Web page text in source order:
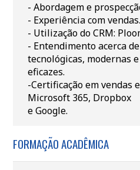
- Abordagem e
- Experiência com vendas.
- Utilização do CRM:
- Entendimento acerca
tecnológicas, modernas e
eficazes.
-Certificação em vendas
Microsoft 365, Dropbox
e Google.
FORMAÇÃO ACADÊMICA